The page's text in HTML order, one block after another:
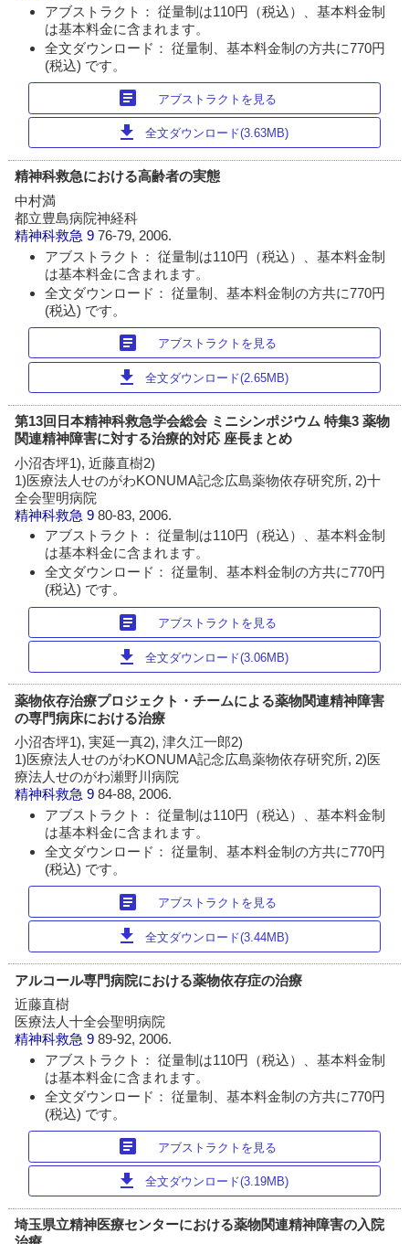
アブストラクト： 従量制は110円（税込）、基本料金制
は基本料金に含まれます。
全文ダウンロード： 従量制、基本料金制の方共に770円
(税込) です。
article アブストラクトを見る
download 全文ダウンロード(3.63MB)
精神科救急における高齢者の実態
中村満
都立豊島病院神経科
精神科救急 976-79, 2006.
アブストラクト： 従量制は110円（税込）、基本料金制
は基本料金に含まれます。
全文ダウンロード： 従量制、基本料金制の方共に770円
(税込) です。
article アブストラクトを見る
download 全文ダウンロード(2.65MB)
第13回日本精神科救急学会総会 ミニシンポジウム 特集3 薬物
関連精神障害に対する治療的対応 座長まとめ
小沼杏坪1), 近藤直樹2)
1)医療法人せのがわKONUMA記念広島薬物依存研究所, 2)十
全会聖明病院
精神科救急 980-83, 2006.
アブストラクト： 従量制は110円（税込）、基本料金制
は基本料金に含まれます。
全文ダウンロード： 従量制、基本料金制の方共に770円
(税込) です。
article アブストラクトを見る
download 全文ダウンロード(3.06MB)
薬物依存治療プロジェクト・チームによる薬物関連精神障害
の専門病床における治療
小沼杏坪1), 実延一真2), 津久江一郎2)
1)医療法人せのがわKONUMA記念広島薬物依存研究所, 2)医
療法人せのがわ瀬野川病院
精神科救急 984-88, 2006.
アブストラクト： 従量制は110円（税込）、基本料金制
は基本料金に含まれます。
全文ダウンロード： 従量制、基本料金制の方共に770円
(税込) です。
article アブストラクトを見る
download 全文ダウンロード(3.44MB)
アルコール専門病院における薬物依存症の治療
近藤直樹
医療法人十全会聖明病院
精神科救急 989-92, 2006.
アブストラクト： 従量制は110円（税込）、基本料金制
は基本料金に含まれます。
全文ダウンロード： 従量制、基本料金制の方共に770円
(税込) です。
article アブストラクトを見る
download 全文ダウンロード(3.19MB)
埼玉県立精神医療センターにおける薬物関連精神障害の入院